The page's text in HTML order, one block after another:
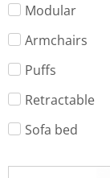
Modular
Armchairs
Puffs
Retractable
Sofa bed